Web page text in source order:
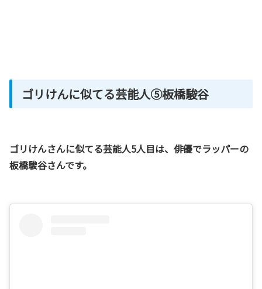
ゴリけんに似てる芸能人⑤板橋駿谷
ゴリけんさんに似てる芸能人5人目は、俳優でラッパーの
板橋駿谷さんです。